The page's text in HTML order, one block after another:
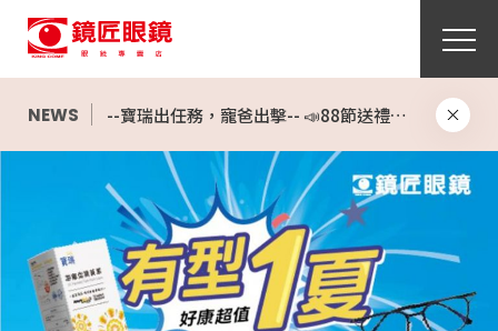
NEWS
【酷柏】美怡天散光日拋2盒折360元
👓 好康超值 有型一夏 ✨ 超值雙享受 給自己一個全新造型，也給雙眼最好的呵護！
--寶瑞出任務，寵爸出擊-- 📣88節送禮，寶瑞獻上大禮包
【嬌生】睛漾彩日同系列2盒折120元，再送韓團CORTIS小卡
【嬌生】歐舒適日拋2盒1,850元；5盒送1盒，再送韓團CORTIS小卡
防曬好物大集合 太陽眼鏡,太陽套鏡,前掛鏡架
鏡匠眼鏡 會員推薦機制 現正實施中
📣新品上市📣【愛視爾 3D舒視個人化(F-3)漸進鏡片】